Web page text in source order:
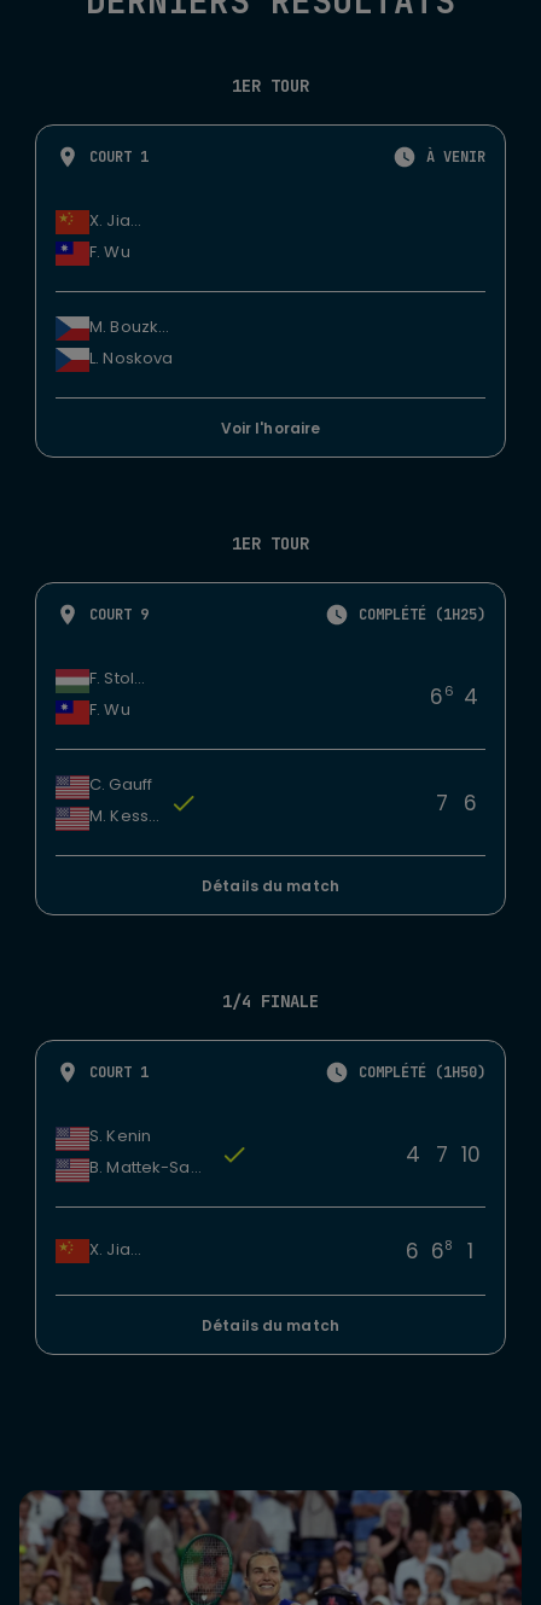
1ER TOUR
COURT 1 À VENIR
X. Jiang
F. Wu
M. Bouzkova
L. Noskova
Voir l'horaire
1ER TOUR
COURT 9 COMPLÉTÉ (1H25)
F. Stollar
F. Wu
66 4
C. Gauff
M. Kessler
7 6
Détails du match
1/4 FINALE
COURT 1 COMPLÉTÉ (1H50)
S. Kenin
B. Mattek-Sands
4 7 10
X. Jiang 6 68 1
Détails du match